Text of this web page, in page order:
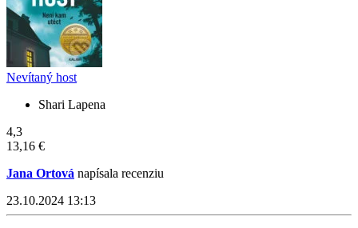
Nevítaný host
Shari Lapena
4,3
13,16 €
Jana Ortová napísala recenziu
23.10.2024 13:13